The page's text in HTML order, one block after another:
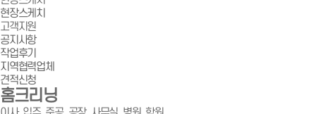
현장스케치
고객지원
공지사항
작업후기
지역협력업체
견적신청
홈크리닝